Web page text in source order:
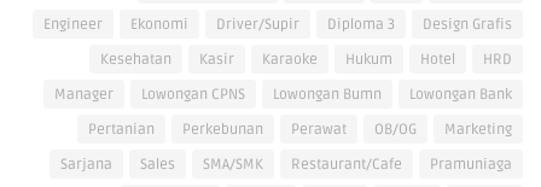
Design Grafis
Diploma 3
Driver/Supir
Ekonomi
Engineer
HRD
Hotel
Hukum
Karaoke
Kasir
Kesehatan
Lowongan Bank
Lowongan Bumn
Lowongan CPNS
Manager
Marketing
OB/OG
Perawat
Perkebunan
Pertanian
Pramuniaga
Restaurant/Cafe
SMA/SMK
Sales
Sarjana